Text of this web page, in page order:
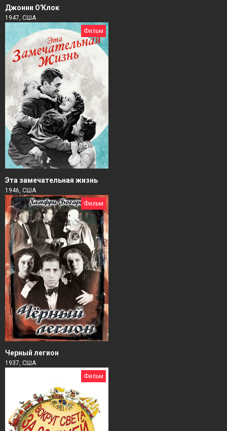
Джонни О'Клок
1947, США
Фильм
Эта замечательная жизнь
1946, США
Фильм
Черный легион
1937, США
Фильм